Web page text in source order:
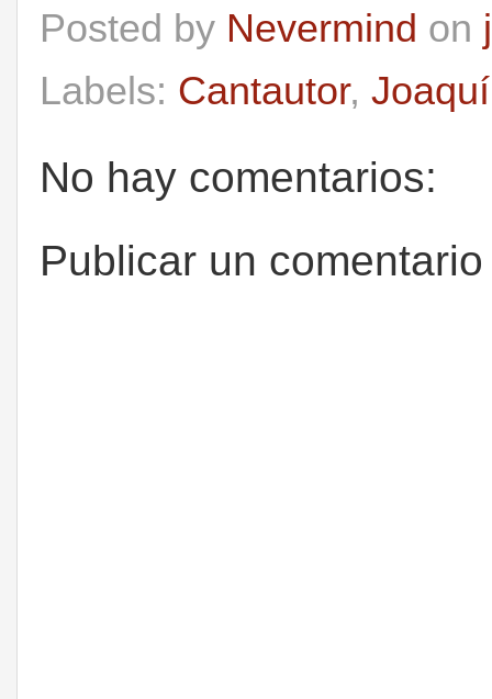
Posted by Nevermind on
Labels: Cantautor,
No hay comentarios:
Publicar un comentario